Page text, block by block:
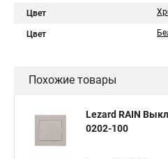
Цвет
Цвет
Похожие товары
Lezard RAIN
0202-100